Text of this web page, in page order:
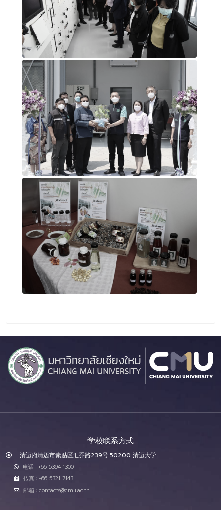
学校联系方式
清迈府清迈市素贴区汇乔路239号 50200 清迈大学
电话 : +66 5394 1300
传真 : +66 5321 7143
邮箱 : contacts@cmu.ac.th